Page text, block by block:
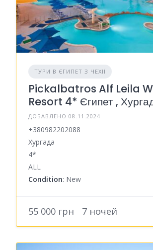
ТУРИ В ЄГИПЕТ З ЧЕХІЇ
Pickalbatros Alf Leila
Resort 4* Єгипет ,
ДОБАВЛЕНО 08.11.2024
+380982202088
Хургада
4*
ALL
Condition: New
55 000 грн 7 ночей